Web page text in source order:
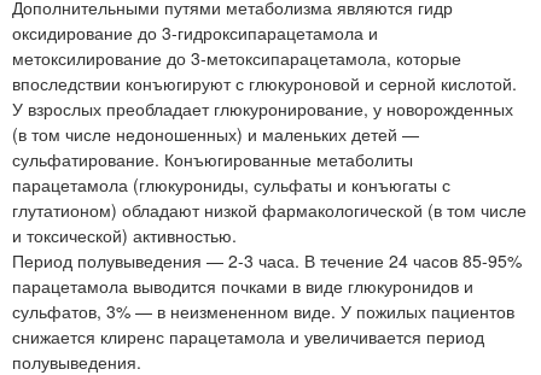
Дополнительными путями метаболизма являются гидр
оксидирование до 3-гидроксипарацетамола и
метоксилирование до 3-метоксипарацетамола, которые
впоследствии конъюгируют с глюкуроновой и серной кислотой.
У взрослых преобладает глюкуронирование, у новорожденных
(в том числе недоношенных) и маленьких детей —
сульфатирование. Конъюгированные метаболиты
парацетамола (глюкурониды, сульфаты и конъюгаты с
глутатионом) обладают низкой фармакологической (в том числе
и токсической) активностью.
Период полувыведения — 2-3 часа. В течение 24 часов 85-95%
парацетамола выводится почками в виде глюкуронидов и
сульфатов, 3% — в неизмененном виде. У пожилых пациентов
снижается клиренс парацетамола и увеличивается период
полувыведения.